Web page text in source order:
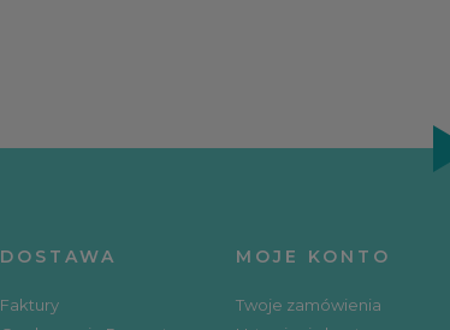
DOSTAWA
Faktury
MOJE KONTO
Twoje zamówienia